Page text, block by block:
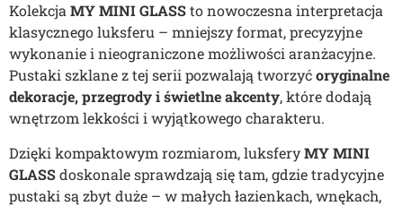
Kolekcja MY MINI GLASSto nowoczesna interpretacja
klasycznego luksferu – mniejszy format, precyzyjne
wykonanie i nieograniczone możliwości aranżacyjne.
Pustaki szklane z tej serii pozwalają tworzyćoryginalne
dekoracje, przegrody i świetlne akcenty, które dodają
wnętrzom lekkości i wyjątkowego charakteru.
Dzięki kompaktowym rozmiarom, luksferyMY MINI
GLASSdoskonale sprawdzają się tam, gdzie tradycyjne
pustaki są zbyt duże – w małych łazienkach, wnękach,